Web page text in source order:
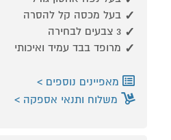
בעל מכסה קל להסרה
3 צבעים לבחירה
מרופד בבד עמיד ואיכותי
מאפיינים נוספים
משלוח ותנאי אספקה